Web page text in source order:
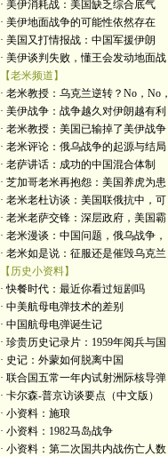
· 美伊消耗战：美国缺乏综合底气
· 美伊地面战争的可能性依然存在
· 美国又打情报战：中国军援伊朗
· 美伊谈判失败，懂王会发动地面战
【老米频道】
· 老米教授：乌克兰逆转？No，No，
· 美伊战争：战争越久对伊朗越有利
· 老米教授：美国已输掉了美伊战争
· 老米评论：俄乌战争的起源与结局
· 老萨讲话：成功的中国混合体制
· 芝加哥老米再抱怨：美国养虎为患
· 老米老杜访谈：美国联俄抗中，可
· 老米老萨交锋：深层政府，美国霸
· 老米漫谈：中国问题，俄乌战争，
· 老米如是说：征服还是催毁乌克兰
【历史小资料】
· 快餐时代：最近你看过短剧吗
· 中美航母电弹技术的差别
· 中国航母电弹诞生记
· 珍贵历史记录片：1959年阅兵与国
· 史记：外蒙如何脱离中国
· 联合国五常一年内试射洲际核导弹
· 卡尔森-普京访谈要点（中文版）
· 小资料：施琅
· 小资料：1982马岛战争
· 小资料：第二次国共内战伤亡人数